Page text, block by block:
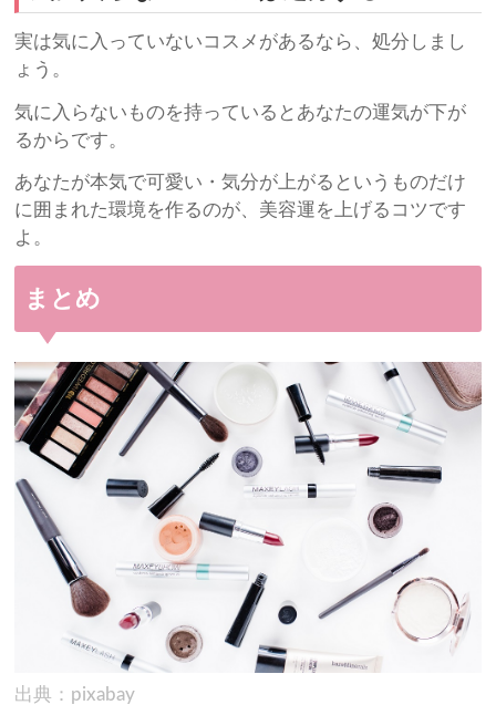
実は気に入っていないコスメがあるなら、処分しまし
ょう。
気に入らないものを持っているとあなたの運気が下が
るからです。
あなたが本気で可愛い・気分が上がるというものだけ
に囲まれた環境を作るのが、美容運を上げるコツです
よ。
まとめ
出典：pixabay